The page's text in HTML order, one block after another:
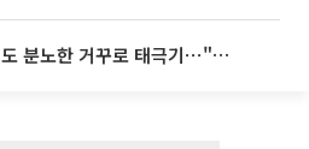
서경덕 교수, 김희철도 분노한 거꾸로 태극기⋯"엉터리는 아냐, 아쉬울 뿐"